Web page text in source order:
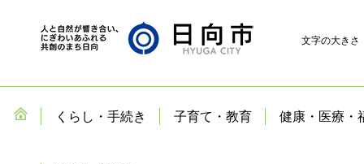
文字の大きさ
くらし・手続き 子育て・教育 健康・医療・